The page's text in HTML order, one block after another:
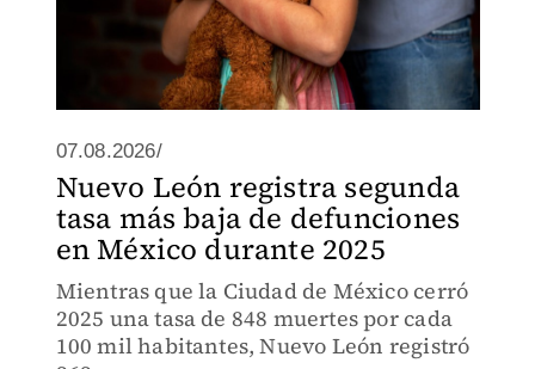
07.08.2026/
Nuevo León registra segunda
tasa más baja de defunciones
en México durante 2025
Mientras que la Ciudad de México cerró
2025 una tasa de 848 muertes por cada
100 mil habitantes, Nuevo León registró